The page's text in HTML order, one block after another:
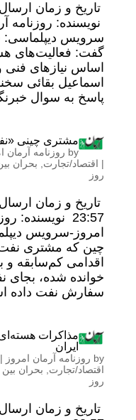
نویسنده: روزنامه
سرویس
گفت: فعالیت‌های
اساس نیازهای
اسماعیل بقائی
پاسخ به سوال
مشتری چینی
by روزنامه آرمان
| اقتصاد/تجارت بحران
روز
23:57 نویسنده:
امروز-سرویس
چین که مشتری نفت
اقدامی کم‌سابقه و
خوانده شده، بجای
سفارش نفت داده
مذاکرات هسته‌ای
ایران
by روزنامه آرمان امروز |
اقتصاد/تجارت
بحران بین
روز